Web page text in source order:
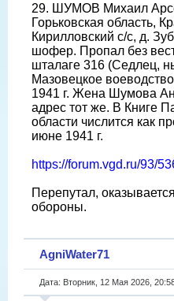
29. ШУМОВ Михаил
Горьковская область,
Кирилловский с/с, д.
шофер. Пропал без
шталаге 316 (Седлец,
Мазовецкое
1941 г. Жена Шумова
адрес тот же. В Книге
области числится как
июне 1941 г.
https://forum.vgd.ru/93/
Перепутал,
обороны.
AgniWater71
Дата: Вторник, 12 Мая 2026,